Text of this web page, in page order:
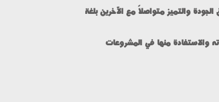
والتميز متواصلاً مع الآخرين بلغة
والاستفادة منها في المشروعات